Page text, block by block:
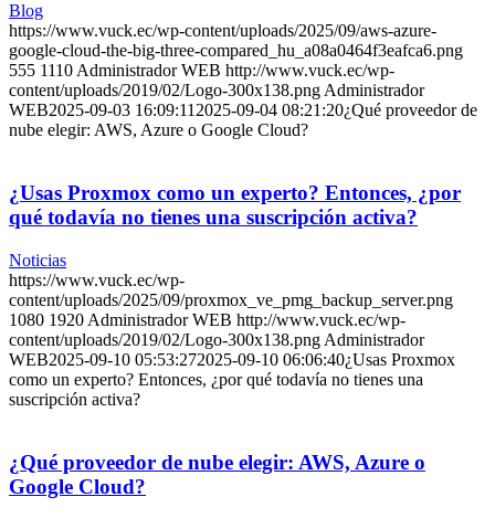
Blog
https://www.vuck.ec/wp-content/uploads/2025/09/aws-azure-
google-cloud-the-big-three-compared_hu_a08a0464f3eafca6.png
555 1110Administrador WEB http://www.vuck.ec/wp-
content/uploads/2019/02/Logo-300x138.pngAdministrador
WEB2025-09-03 16:09:112025-09-04 08:21:20¿Qué proveedor de
nube elegir: AWS, Azure o Google Cloud?
¿Usas Proxmox como un experto? Entonces, ¿por
qué todavía no tienes una suscripción activa?
Noticias
https://www.vuck.ec/wp-
content/uploads/2025/09/proxmox_ve_pmg_backup_server.png
1080 1920 Administrador WEB http://www.vuck.ec/wp-
content/uploads/2019/02/Logo-300x138.png Administrador
WEB2025-09-10 05:53:272025-09-10 06:06:40¿Usas Proxmox
como un experto? Entonces, ¿por qué todavía no tienes una
suscripción activa?
¿Qué proveedor de nube elegir: AWS, Azure o
Google Cloud?